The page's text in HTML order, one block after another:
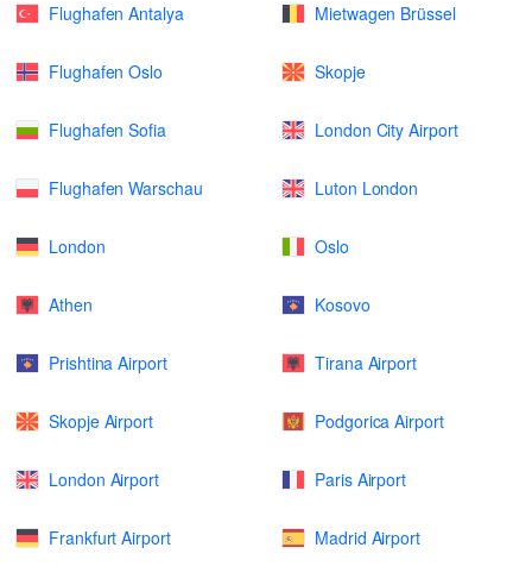
Flughafen Antalya Mietwagen Brüssel
Flughafen Oslo Skopje
Flughafen Sofia London City Airport
Flughafen Warschau Luton London
London Oslo
Athen Kosovo
Prishtina Airport Tirana Airport
Skopje Airport Podgorica Airport
London Airport Paris Airport
Frankfurt Airport Madrid Airport